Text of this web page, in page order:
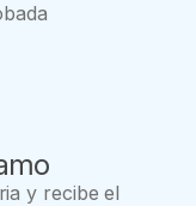
y recibe el